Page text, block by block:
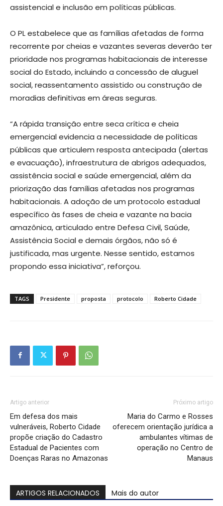
assistencial e inclusão em políticas públicas.
O PL estabelece que as famílias afetadas de forma
recorrente por cheias e vazantes severas deverão ter
prioridade nos programas habitacionais de interesse
social do Estado, incluindo a concessão de aluguel
social, reassentamento assistido ou construção de
moradias definitivas em áreas seguras.
“A rápida transição entre seca crítica e cheia
emergencial evidencia a necessidade de políticas
públicas que articulem resposta antecipada (alertas
e evacuação), infraestrutura de abrigos adequados,
assistência social e saúde emergencial, além da
priorização das famílias afetadas nos programas
habitacionais. A adoção de um protocolo estadual
específico às fases de cheia e vazante na bacia
amazônica, articulado entre Defesa Civil, Saúde,
Assistência Social e demais órgãos, não só é
justificada, mas urgente. Nesse sentido, estamos
propondo essa iniciativa”, reforçou.
TAGS Presidente proposta protocolo Roberto Cidade
Artigo anterior
Em defesa dos mais
vulneráveis, Roberto Cidade
propõe criação do Cadastro
Estadual de Pacientes com
Doenças Raras no Amazonas
Próximo artigo
Maria do Carmo e Rosses
oferecem orientação jurídica a
ambulantes vítimas de
operação no Centro de
Manaus
ARTIGOS RELACIONADOS Mais do autor